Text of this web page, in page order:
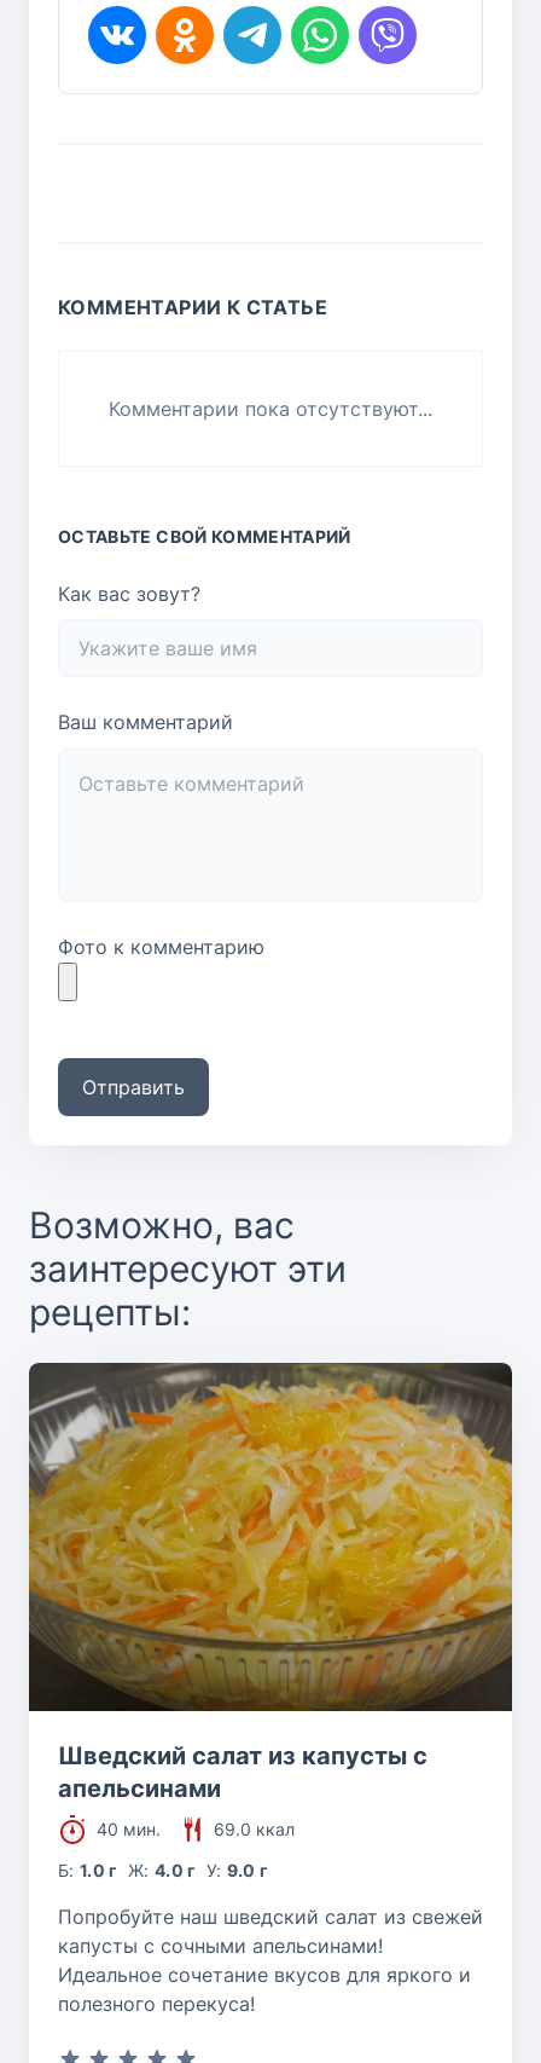
КОММЕНТАРИИ К СТАТЬЕ
Комментарии пока отсутствуют...
ОСТАВЬТЕ СВОЙ КОММЕНТАРИЙ
Как вас зовут?
Ваш комментарий
Фото к комментарию
Отправить
Возможно, вас
заинтересуют эти
рецепты:
Шведский салат из капусты с
апельсинами
40 мин.
69.0 ккал
Б:1.0 г Ж: 4.0 г У: 9.0 г
Попробуйте наш шведский салат из свежей
капусты с сочными апельсинами!
Идеальное сочетание вкусов для яркого и
полезного перекуса!